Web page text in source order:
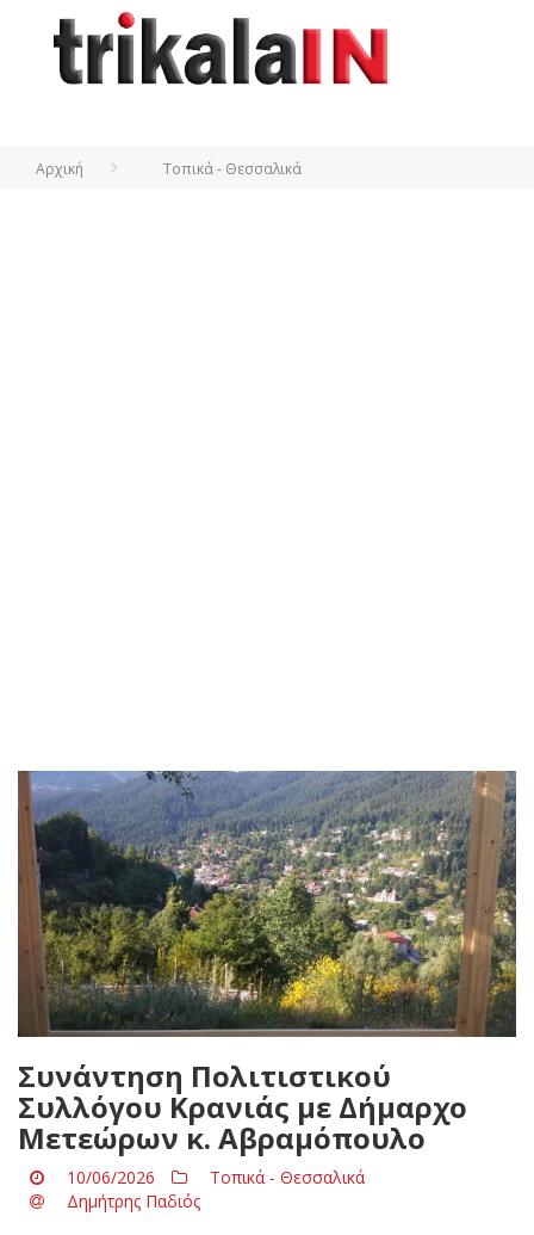
Αρχική Τοπικά - Θεσσαλικά
Συνάντηση Πολιτιστικού
Συλλόγου Κρανιάς με Δήμαρχο
Μετεώρων κ. Αβραμόπουλο
10/06/2026
Τοπικά - Θεσσαλικά
Δημήτρης Παδιός